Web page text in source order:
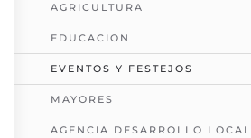
AGRICULTURA
EDUCACION
EVENTOS Y FESTEJOS
MAYORES
AGENCIA DESARROLLO LOCAL